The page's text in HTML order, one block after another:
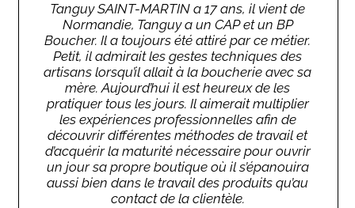
Tanguy SAINT-MARTIN a 17 ans, il vient de
Normandie, Tanguy a un CAP et un BP
Boucher. Il a toujours été attiré par ce métier.
Petit, il admirait les gestes techniques des
artisans lorsqu’il allait à la boucherie avec sa
mère. Aujourd’hui il est heureux de les
pratiquer tous les jours. Il aimerait multiplier
les expériences professionnelles afin de
découvrir différentes méthodes de travail et
d’acquérir la maturité nécessaire pour ouvrir
un jour sa propre boutique où il s’épanouira
aussi bien dans le travail des produits qu’au
contact de la clientèle.